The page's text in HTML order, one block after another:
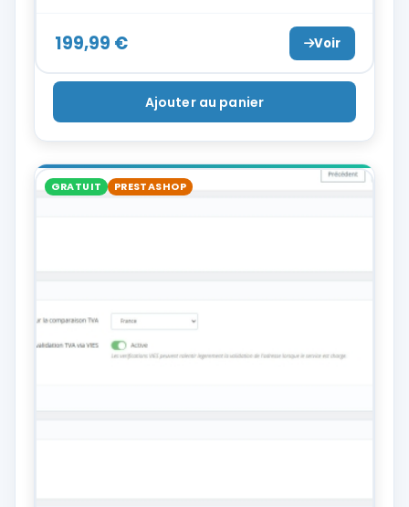
199,99 € Voir
Ajouter au panier
GRATUIT PRESTASHOP